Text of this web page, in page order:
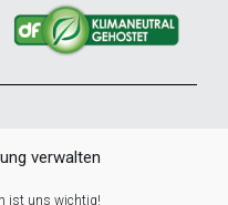
verwalten
ist uns wichtig!